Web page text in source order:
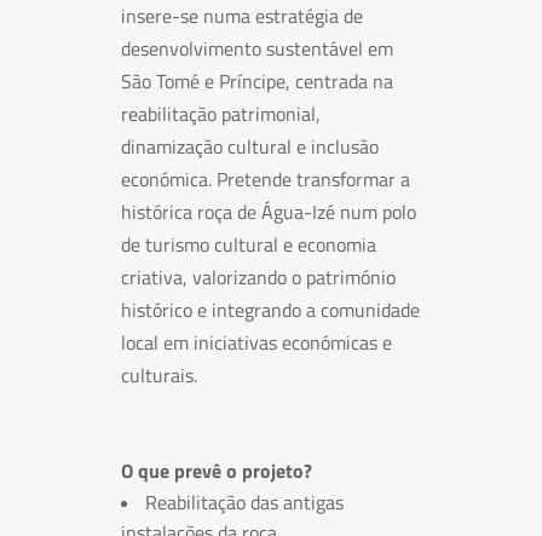
insere-se numa estratégia de
desenvolvimento sustentável em
São Tomé e Príncipe, centrada na
reabilitação patrimonial,
dinamização cultural e inclusão
económica. Pretende transformar a
histórica roça de Água-Izé num polo
de turismo cultural e economia
criativa, valorizando o património
histórico e integrando a comunidade
local em iniciativas económicas e
culturais.
O que prevê o projeto?
Reabilitação das antigas